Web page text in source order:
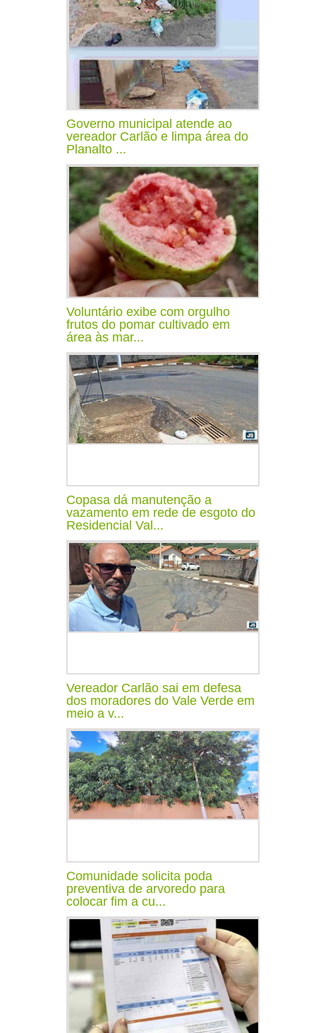
Governo municipal atende ao
vereador Carlão e limpa área do
Planalto ...
Voluntário exibe com orgulho
frutos do pomar cultivado em
área às mar...
Copasa dá manutenção a
vazamento em rede de esgoto do
Residencial Val...
Vereador Carlão sai em defesa
dos moradores do Vale Verde em
meio a v...
Comunidade solicita poda
preventiva de arvoredo para
colocar fim a cu...